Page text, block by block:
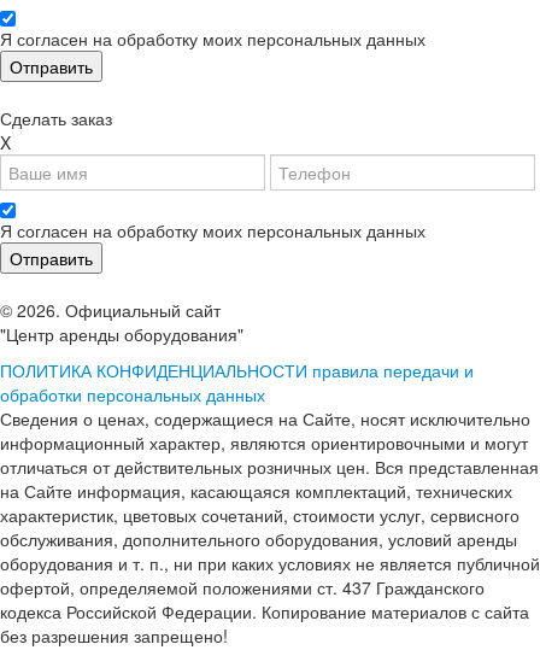
Я согласен на обработку моих персональных данных
Сделать заказ
X
Я согласен на обработку моих персональных данных
© 2026. Официальный сайт
"Центр аренды оборудования"
ПОЛИТИКА КОНФИДЕНЦИАЛЬНОСТИ правила передачи и
обработки персональных данных
Сведения о ценах, содержащиеся на Сайте, носят исключительно
информационный характер, являются ориентировочными и могут
отличаться от действительных розничных цен. Вся представленная
на Сайте информация, касающаяся комплектаций, технических
характеристик, цветовых сочетаний, стоимости услуг, сервисного
обслуживания, дополнительного оборудования, условий аренды
оборудования и т. п., ни при каких условиях не является публичной
офертой, определяемой положениями ст. 437 Гражданского
кодекса Российской Федерации. Копирование материалов с сайта
без разрешения запрещено!